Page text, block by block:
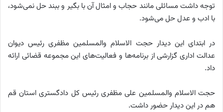
توجه داشت مسائلی مانند حجاب و امثال آن با بگیر و ببند حل نمی‌شود،
با ادب و عدل حل می‌شود.
در ابتدای این دیدار حجت الاسلام والمسلمین مظفری رئیس دیوان
عدالت اداری گزارشی از برنامه‌ها و فعالیت‌های این مجموعه قضائی ارائه
داد.
حجت الاسلام والمسلمین علی مظفری رئیس کل دادگستری استان قم
هم در این دیدار حضور داشت.